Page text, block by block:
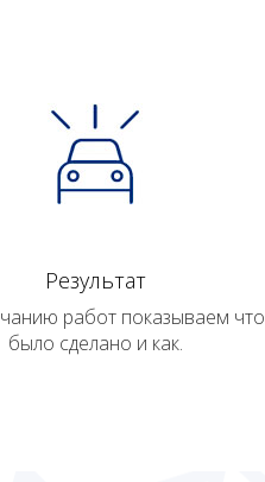
Результат
работ показываем что
было сделано и как.